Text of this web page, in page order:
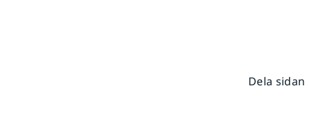
Dela sidan